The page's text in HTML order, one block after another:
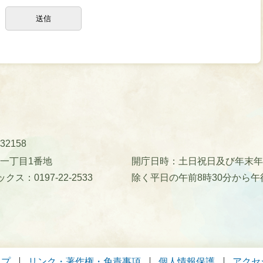
丁目1番地
クス：0197-22-2533
開庁日時：土日祝日及び年末
除く平日の午前8時30分から